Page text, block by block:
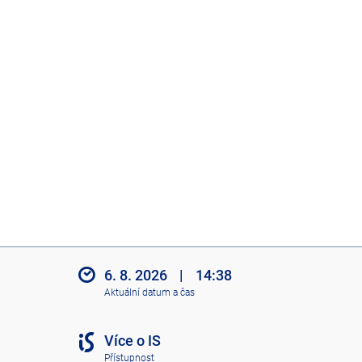
6. 8. 2026 | 14:38
Aktuální datum a čas
Více o IS
Přístupnost